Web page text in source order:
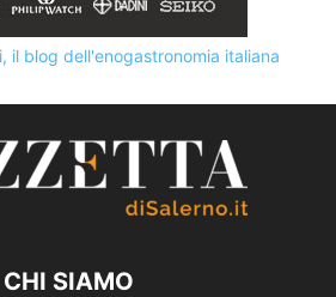
CHI SIAMO